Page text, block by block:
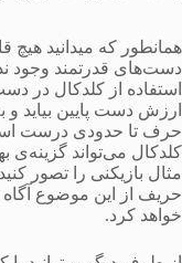
همانطور که میدانید هیچ
دست‌های قدرتمند وجود
ارزش دست پایین بیاید و
حرف تا حدودی درست
کلدکال می‌تواند گزینه‌ی
حریف از این موضوع
خواهد کرد.